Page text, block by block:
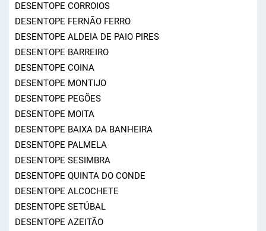
DESENTOPE CORROIOS
DESENTOPE FERNÃO FERRO
DESENTOPE ALDEIA DE PAIO PIRES
DESENTOPE BARREIRO
DESENTOPE COINA
DESENTOPE MONTIJO
DESENTOPE PEGÕES
DESENTOPE MOITA
DESENTOPE BAIXA DA BANHEIRA
DESENTOPE PALMELA
DESENTOPE SESIMBRA
DESENTOPE QUINTA DO CONDE
DESENTOPE ALCOCHETE
DESENTOPE SETÚBAL
DESENTOPE AZEITÃO